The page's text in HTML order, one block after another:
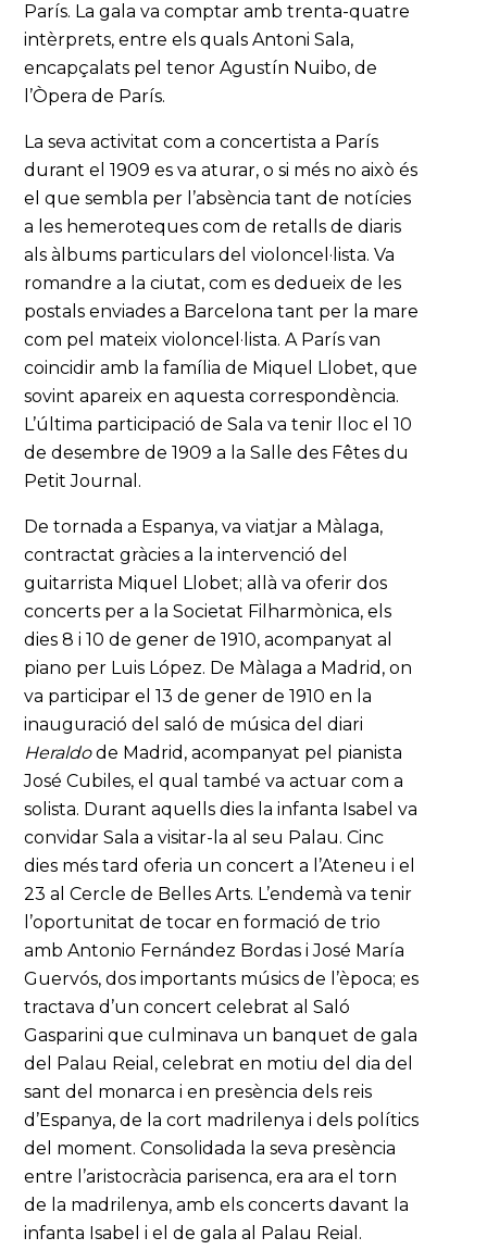
París. La gala va comptar amb trenta-quatre
intèrprets, entre els quals Antoni Sala,
encapçalats pel tenor Agustín Nuibo, de
l’Òpera de París.
La seva activitat com a concertista a París
durant el 1909 es va aturar, o si més no això és
el que sembla per l’absència tant de notícies
a les hemeroteques com de retalls de diaris
als àlbums particulars del violoncel·lista. Va
romandre a la ciutat, com es dedueix de les
postals enviades a Barcelona tant per la mare
com pel mateix violoncel·lista. A París van
coincidir amb la família de Miquel Llobet, que
sovint apareix en aquesta correspondència.
L’última participació de Sala va tenir lloc el 10
de desembre de 1909 a la Salle des Fêtes du
Petit Journal.
De tornada a Espanya, va viatjar a Màlaga,
contractat gràcies a la intervenció del
guitarrista Miquel Llobet; allà va oferir dos
concerts per a la Societat Filharmònica, els
dies 8 i 10 de gener de 1910, acompanyat al
piano per Luis López. De Màlaga a Madrid, on
va participar el 13 de gener de 1910 en la
inauguració del saló de música del diari
Heraldode Madrid, acompanyat pel pianista
José Cubiles, el qual també va actuar com a
solista. Durant aquells dies la infanta Isabel va
convidar Sala a visitar-la al seu Palau. Cinc
dies més tard oferia un concert a l’Ateneu i el
23 al Cercle de Belles Arts. L’endemà va tenir
l’oportunitat de tocar en formació de trio
amb Antonio Fernández Bordas i José María
Guervós, dos importants músics de l’època; es
tractava d’un concert celebrat al Saló
Gasparini que culminava un banquet de gala
del Palau Reial, celebrat en motiu del dia del
sant del monarca i en presència dels reis
d’Espanya, de la cort madrilenya i dels polítics
del moment. Consolidada la seva presència
entre l’aristocràcia parisenca, era ara el torn
de la madrilenya, amb els concerts davant la
infanta Isabel i el de gala al Palau Reial.